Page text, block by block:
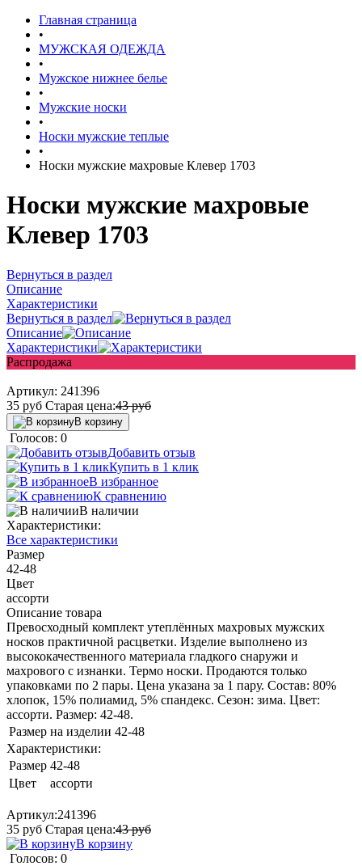
Главная страница
•
МУЖСКАЯ ОДЕЖДА
•
Мужское нижнее белье
•
Мужские носки
•
Носки мужские теплые
•
Носки мужские махровые Клевер 1703
Носки мужские махровые
Клевер 1703
Вернуться в раздел
Описание
Характеристики
Вернуться в раздел
Описание
Характеристики
Распродажа
Артикул: 241396
35 руб Старая цена:43руб
В корзину
Голосов: 0
Добавить отзыв
Купить в 1 клик
В избранное
К сравнению
В наличии
Характеристики:
Все характеристики
Размер
42-48
Цвет
ассорти
Описание товара
Превосходный комплект утеплённых махровых мужских
носков практичной расцветки. Изделие выполнено из
высококачественного материала гладкого снаружи и
махрового с изнанки. Термо носки. Продаются только
упаковками по 2 пары. Цена указана за 1 пару. Состав: 80%
хлопок, 15% полиамид, 5% спандекс. Сезон: зима. Цвет:
ассорти. Размер: 42-48.
Размер на изделии 42-48
Характеристики:
Размер 42-48
Цвет
ассорти
Артикул:241396
35 руб Старая цена:43руб
В корзину
Голосов: 0